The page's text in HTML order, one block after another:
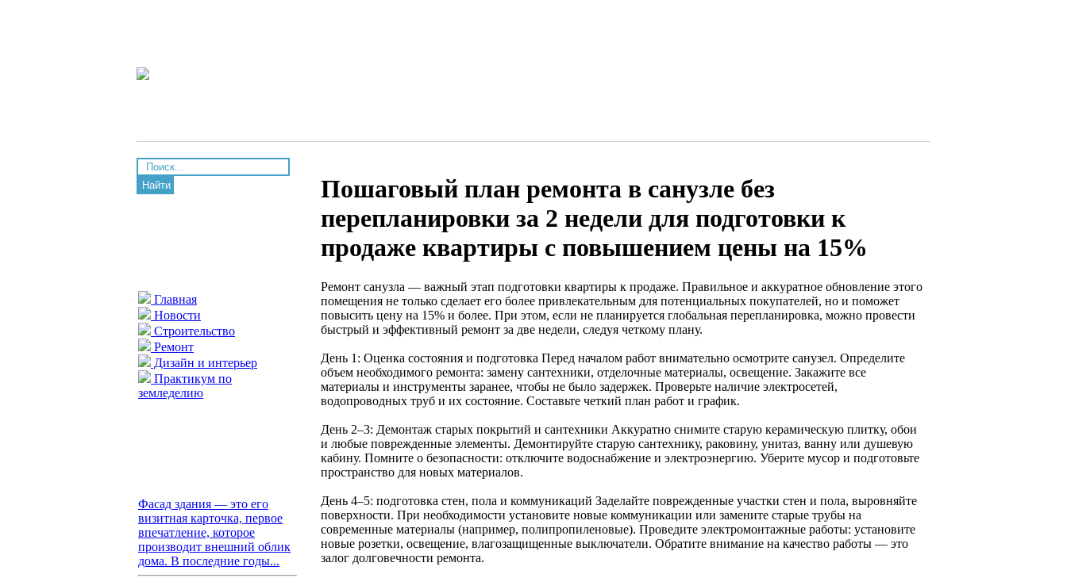
Найти
Главная
Новости
Строительство
Ремонт
Дизайн и интерьер
Практикум по
земледелию
Фасад здания — это его
визитная карточка, первое
впечатление, которое
производит внешний облик
дома. В последние годы...
Пошаговый план ремонта в санузле без
перепланировки за 2 недели для подготовки к
продаже квартиры с повышением цены на 15%
Ремонт санузла — важный этап подготовки квартиры к продаже. Правильное и аккуратное обновление этого
помещения не только сделает его более привлекательным для потенциальных покупателей, но и поможет
повысить цену на 15% и более. При этом, если не планируется глобальная перепланировка, можно провести
быстрый и эффективный ремонт за две недели, следуя четкому плану.
День 1: Оценка состояния и подготовка Перед началом работ внимательно осмотрите санузел. Определите
объем необходимого ремонта: замену сантехники, отделочные материалы, освещение. Закажите все
материалы и инструменты заранее, чтобы не было задержек. Проверьте наличие электросетей,
водопроводных труб и их состояние. Составьте четкий план работ и график.
День 2–3: Демонтаж старых покрытий и сантехники Аккуратно снимите старую керамическую плитку, обои
и любые поврежденные элементы. Демонтируйте старую сантехнику, раковину, унитаз, ванну или душевую
кабину. Помните о безопасности: отключите водоснабжение и электроэнергию. Уберите мусор и подготовьте
пространство для новых материалов.
День 4–5: подготовка стен, пола и коммуникаций Заделайте поврежденные участки стен и пола, выровняйте
поверхности. При необходимости установите новые коммуникации или замените старые трубы на
современные материалы (например, полипропиленовые). Проведите электромонтажные работы: установите
новые розетки, освещение, влагозащищенные выключатели. Обратите внимание на качество работы — это
залог долговечности ремонта.